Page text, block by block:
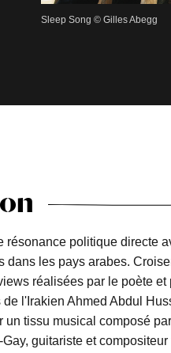
Sleep Song © Gilles Abegg
résonance politique directe
dans les pays arabes.
réalisées par le poète
l'Irakien Ahmed Abdul
un tissu musical composé
guitariste et